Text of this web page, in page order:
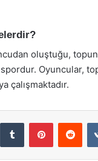
oluştuğu,
spordur. Oyuncular,
çalışmaktadır.
Tumblr Pinterest